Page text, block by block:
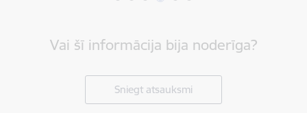
Vai šī informācija bija noderīga?
Sniegt atsauksmi